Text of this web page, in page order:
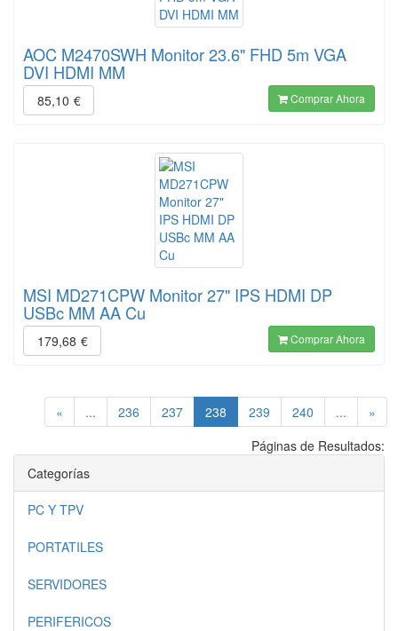
AOC M2470SWH Monitor 23.6" FHD 5m VGA
DVI HDMI MM
85,10 € Comprar Ahora
MSI MD271CPW Monitor 27" IPS HDMI DP
USBc MM AA Cu
179,68 € Comprar Ahora
« ... 236 237 238 (current)
239 240 ...
»
Páginas de Resultados:
Categorías
PC Y TPV
PORTATILES
SERVIDORES
PERIFERICOS